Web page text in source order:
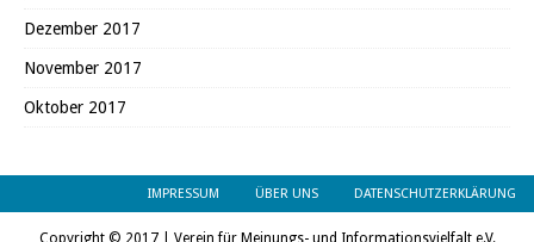
Dezember 2017
November 2017
Oktober 2017
IMPRESSUM ÜBER UNS DATENSCHUTZERKLÄRUNG
Copyright © 2017 | Verein für Meinungs- und Informationsvielfalt e.V.